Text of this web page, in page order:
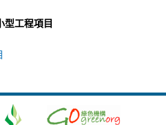
型工程項目